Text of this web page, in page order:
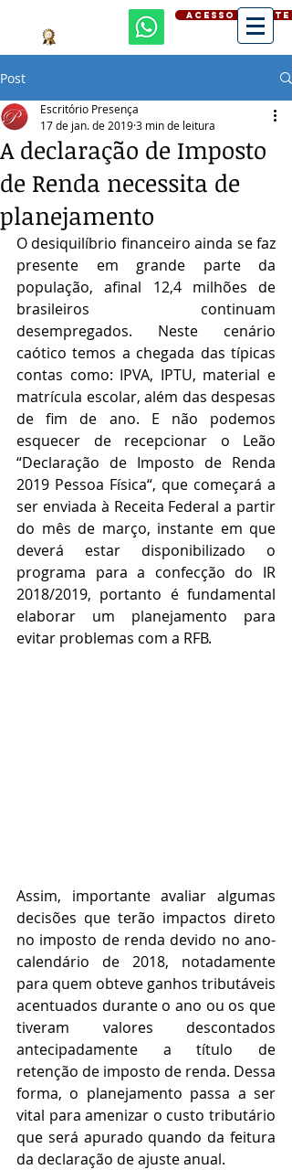
ACESSO CLIENTE
Post
A declaração de Imposto
de Renda necessita de
planejamento
Escritório Presença
17 de jan. de 20193 min de leitura
O desiquilíbrio financeiro ainda se faz
presente em grande parte da
população, afinal 12,4 milhões de
brasileiros continuam
desempregados. Neste cenário
caótico temos a chegada das típicas
contas como: IPVA, IPTU, material e
matrícula escolar, além das despesas
de fim de ano. E não podemos
esquecer de recepcionar o Leão
“Declaração de Imposto de Renda
2019 Pessoa Física“, que começará a
ser enviada à Receita Federal a partir
do mês de março, instante em que
deverá estar disponibilizado o
programa para a confecção do IR
2018/2019, portanto é fundamental
elaborar um planejamento para
evitar problemas com a RFB.
Assim, importante avaliar algumas
decisões que terão impactos direto
no imposto de renda devido no ano-
calendário de 2018, notadamente
para quem obteve ganhos tributáveis
acentuados durante o ano ou os que
tiveram valores descontados
antecipadamente a título de
retenção de imposto de renda. Dessa
forma, o planejamento passa a ser
vital para amenizar o custo tributário
que será apurado quando da feitura
da declaração de ajuste anual.